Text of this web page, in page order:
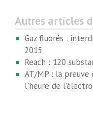
Autres articles
Gaz fluorés :
2015
Reach : 120
AT/MP : la preuve
l'heure de